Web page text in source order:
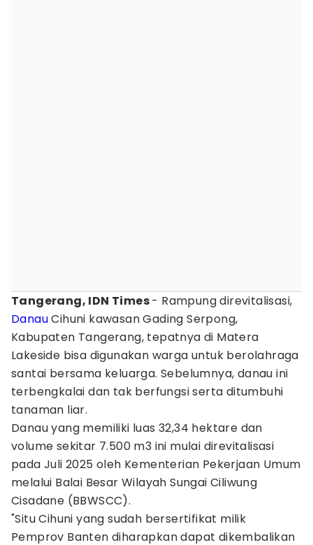
Tangerang, IDN Times- Rampung direvitalisasi,
DanauCihuni kawasan Gading Serpong,
Kabupaten Tangerang, tepatnya di Matera
Lakeside bisa digunakan warga untuk berolahraga
santai bersama keluarga. Sebelumnya, danau ini
terbengkalai dan tak berfungsi serta ditumbuhi
tanaman liar.
Danau yang memiliki luas 32,34 hektare dan
volume sekitar 7.500 m3 ini mulai direvitalisasi
pada Juli 2025 oleh Kementerian Pekerjaan Umum
melalui Balai Besar Wilayah Sungai Ciliwung
Cisadane (BBWSCC).
"Situ Cihuni yang sudah bersertifikat milik
Pemprov Banten diharapkan dapat dikembalikan